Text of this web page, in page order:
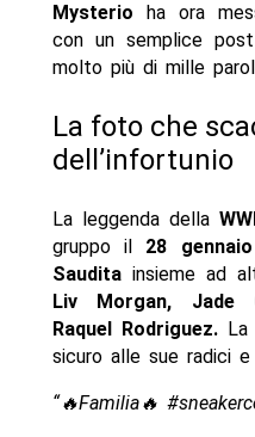
Mysterio ha ora
con un semplice
molto più di mille
La foto che
dell’infortunio
La leggenda della
gruppo il 28 gennaio
Sauditainsieme ad
Liv Morgan, Jade
Raquel Rodriguez.La
sicuro alle sue radici
“🔥Familia🔥